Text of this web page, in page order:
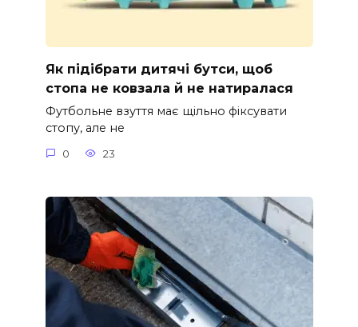
Як підібрати дитячі бутси, щоб
стопа не ковзала й не натиралася
Футбольне взуття має щільно фіксувати
стопу, але не
0 23